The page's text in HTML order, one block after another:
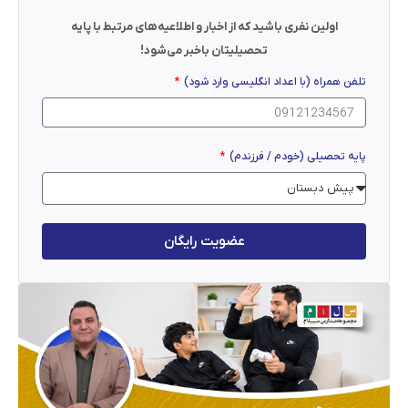
اولین نفری باشید که از اخبار و اطلاعیه‌های مرتبط با پایه
تحصیلیتان باخبر می‌شود!
تلفن همراه (با اعداد انگلیسی وارد شود)
پایه تحصیلی (خودم / فرزندم)
عضویت رایگان